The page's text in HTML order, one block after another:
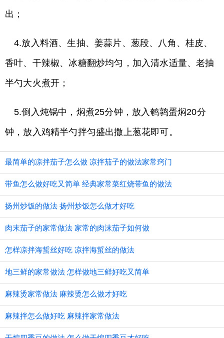
出；
4.放入料酒、生抽、姜蒜片、葱段、八角、桂皮、
香叶、干辣椒、冰糖翻炒均匀，加入清水适量、老抽
半勺大火煮开；
5.倒入炖锅中，焖煮25分钟，放入鹌鹑蛋焖20分
钟，放入鸡精半勺拌匀盛出撒上葱花即可。
最简单的凉拌茄子怎么做 凉拌茄子的做法家常窍门
带鱼怎么做好吃又简单 经典家常菜红烧带鱼的做法
扬州炒饭的做法 扬州炒饭怎么做才好吃
肉末茄子的家常做法 家常的肉沫茄子如何做
怎样凉拌海蜇丝好吃 凉拌海蜇丝的做法
地三鲜的家常做法 怎样做地三鲜好吃又简单
麻辣烫家常做法 麻辣烫怎么做才好吃
麻辣拌怎么做好吃 麻辣拌家常做法